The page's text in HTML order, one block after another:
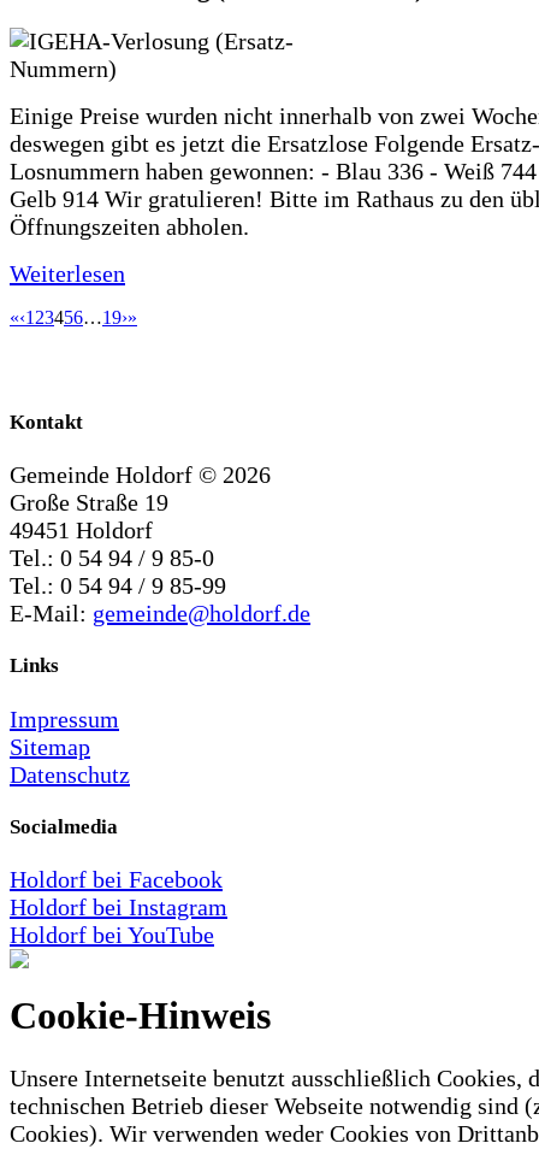
Einige Preise wurden nicht innerhalb von zwei
deswegen gibt es jetzt die Ersatzlose Folgende Ersatz-
Losnummern haben gewonnen: - Blau 336 - Weiß
Gelb 914 Wir gratulieren! Bitte im Rathaus zu den
Öffnungszeiten abholen.
Weiterlesen
«‹1 23456…19›»
Kontakt
Gemeinde Holdorf © 2026
Große Straße 19
49451 Holdorf
Tel.: 0 54 94 / 9 85-0
Tel.: 0 54 94 / 9 85-99
E-Mail: gemeinde@holdorf.de
Links
Impressum
Sitemap
Datenschutz
Socialmedia
Holdorf bei Facebook
Holdorf bei Instagram
Holdorf bei YouTube
Cookie-Hinweis
Unsere Internetseite benutzt ausschließlich Cookies,
technischen Betrieb dieser Webseite notwendig sind
Cookies). Wir verwenden weder Cookies von